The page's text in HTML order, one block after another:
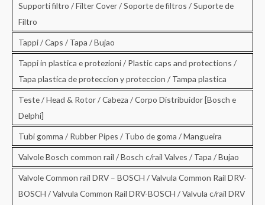
Supporti filtro / Filter Cover / Soporte de filtros / Suporte de
Filtro
Tappi / Caps / Tapa / Bujao
Tappi in plastica e protezioni / Plastic caps and protections /
Tapa plastica de proteccion y proteccion / Tampa plastica
Teste / Head & Rotor / Cabeza / Corpo Distribuidor [Bosch e
Delphi]
Tubi gomma / Rubber Pipes / Tubo de goma / Mangueira
Valvole Bosch common rail / Bosch c/rail Valves / Tapa / Bujao
Valvole Common rail DRV – BOSCH / Valvula Common Rail DRV-
BOSCH / Valvula Common Rail DRV-BOSCH / Valvula c/rail DRV